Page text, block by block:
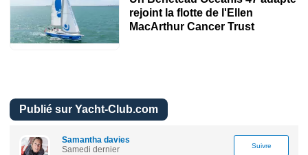
rejoint la flotte de l'Ellen
MacArthur Cancer Trust
Publié sur Yacht-Club.com
Samantha davies
Samedi dernier
Suivre